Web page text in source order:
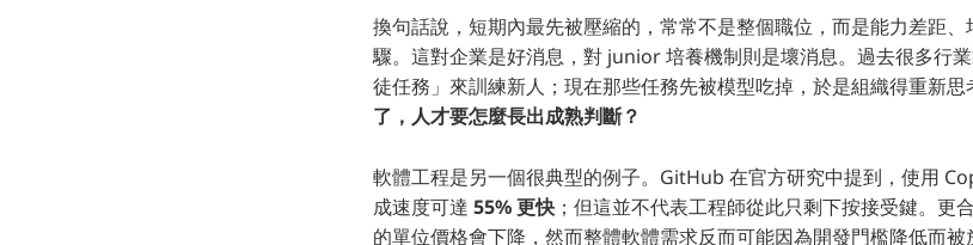
換句話說，短期內最先被壓縮的，常常不是整個職位，而是能力差距
驟。這對企業是好消息，對 junior 培養機制則是壞消息。過去很多行
徒任務」來訓練新人；現在那些任務先被模型吃掉，於是組織得重新思
了，人才要怎麼長出成熟判斷？
軟體工程是另一個很典型的例子。GitHub 在官方研究中提到，使用
成速度可達 55% 更快 ；但這並不代表工程師從此只剩下按接受鍵。更
的單位價格會下降，然而整體軟體需求反而可能因為開發門檻降低而